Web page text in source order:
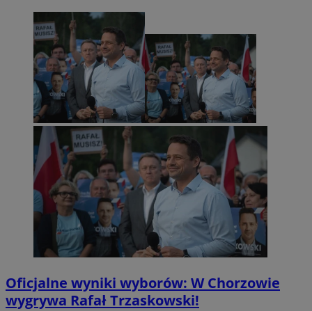
Oficjalne wyniki wyborów: W Chorzowie
wygrywa Rafał Trzaskowski!